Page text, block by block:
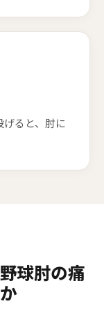
ると、肘に
球肘の痛